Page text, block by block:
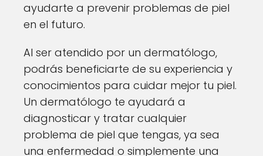
ayudarte a prevenir problemas de piel
en el futuro.
Al ser atendido por un dermatólogo,
podrás beneficiarte de su experiencia y
conocimientos para cuidar mejor tu piel.
Un dermatólogo te ayudará a
diagnosticar y tratar cualquier
problema de piel que tengas, ya sea
una enfermedad o simplemente una